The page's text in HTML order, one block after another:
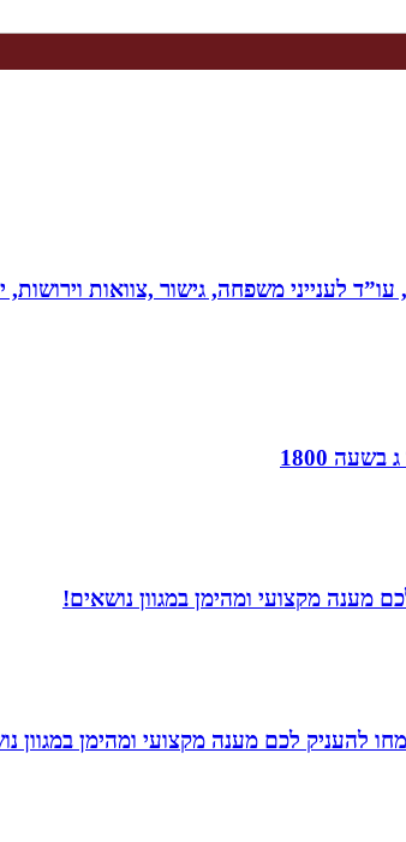
לענייני משפחה, גישור ,צוואות
1800
מענה מקצועי ומהימן במגוון נושאים!
להעניק לכם מענה מקצועי ומהימן במגוון